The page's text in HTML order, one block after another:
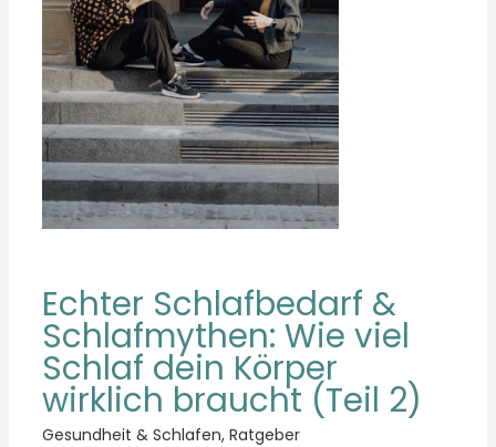
Echter Schlafbedarf &
Schlafmythen: Wie viel
Schlaf dein Körper
wirklich braucht (Teil 2)
Gesundheit & Schlafen, Ratgeber